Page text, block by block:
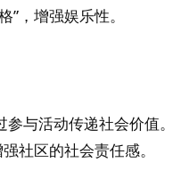
”，增强娱乐性。
与活动传递社会价值。
社区的社会责任感。